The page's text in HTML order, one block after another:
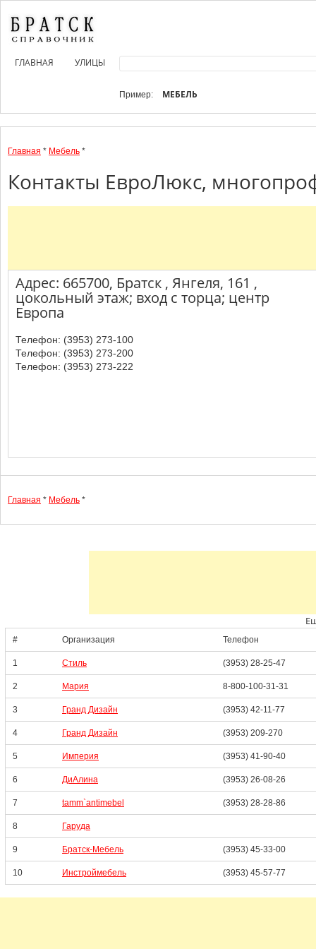
ГЛАВНАЯ УЛИЦЫ
Пример: МЕБЕЛЬ
Главная * Мебель *
Контакты ЕвроЛюкс,
Адрес: 665700, Братск , Янгеля, 161 ,
цокольный этаж; вход с торца; центр
Европа
Телефон: (3953) 273-100
Телефон: (3953) 273-200
Телефон: (3953) 273-222
Главная * Мебель *
# Организация Телефон
1 Стиль (3953) 28-25-47
2 Мария 8-800-100-31-31
3 Гранд Дизайн (3953) 42-11-77
4 Гранд Дизайн (3953) 209-270
5 Империя (3953) 41-90-40
6 ДиАлина (3953) 26-08-26
7 tamm`antimebel (3953) 28-28-86
8 Гаруда
9 Братск-Мебель (3953) 45-33-00
10 Инстроймебель (3953) 45-57-77